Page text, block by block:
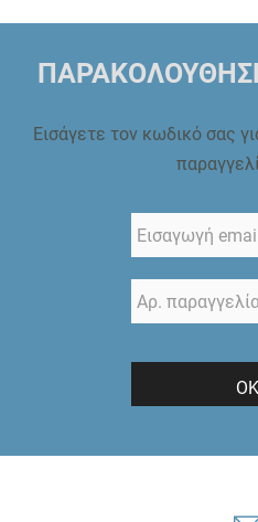
Εισάγετε τον κωδικό σας
ΟΚ